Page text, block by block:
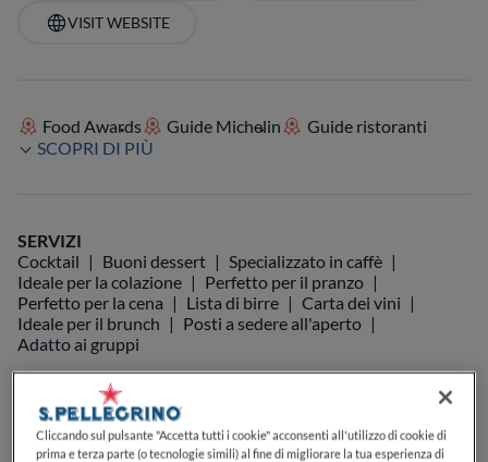
VISIT WEBSITE
Food Awards Guide Michelin
Guide ristoranti
SCOPRI DI PIÙ
SERVIZI
Cocktail
Buoni dessert
Specializzato in caffè
Ideale per la colazione
Perfetto per il pranzo
Perfetto per la cena
Lista di birre
Carta dei vini
Ideale per il brunch
Posti a sedere all'aperto
Adatto ai gruppi
Cliccando sul pulsante "Accetta tutti i cookie" acconsenti all'utilizzo di cookie di
prima e terza parte (o tecnologie simili) al fine di migliorare la tua esperienza di